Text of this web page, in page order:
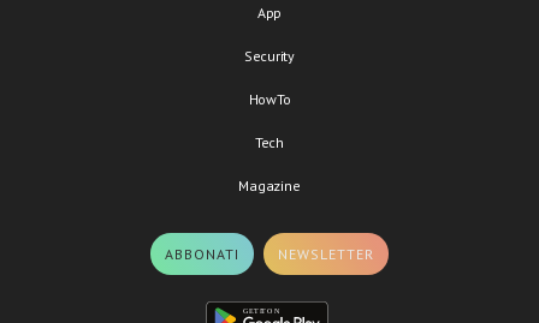
App
Security
HowTo
Tech
Magazine
ABBONATI NEWSLETTER